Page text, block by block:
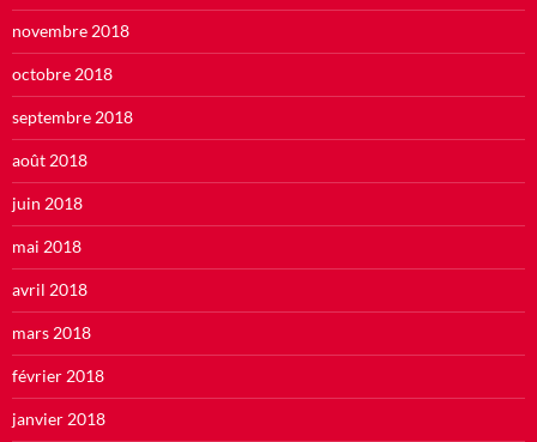
novembre 2018
octobre 2018
septembre 2018
août 2018
juin 2018
mai 2018
avril 2018
mars 2018
février 2018
janvier 2018